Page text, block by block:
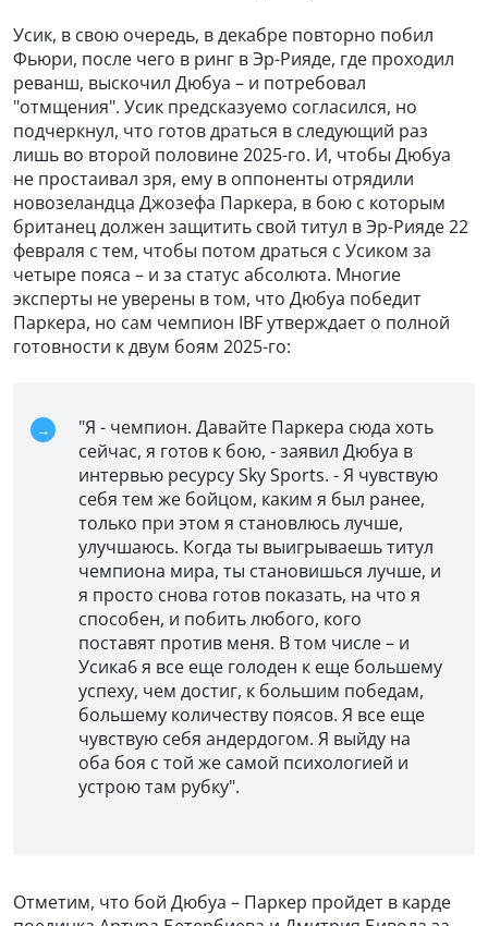
Усик, в свою очередь, в декабре повторно побил
Фьюри, после чего в ринг в Эр-Рияде, где проходил
реванш, выскочил Дюбуа – и потребовал
"отмщения". Усик предсказуемо согласился, но
подчеркнул, что готов драться в следующий раз
лишь во второй половине 2025-го. И, чтобы Дюбуа
не простаивал зря, ему в оппоненты отрядили
новозеландца Джозефа Паркера, в бою с которым
британец должен защитить свой титул в Эр-Рияде 22
февраля с тем, чтобы потом драться с Усиком за
четыре пояса – и за статус абсолюта. Многие
эксперты не уверены в том, что Дюбуа победит
Паркера, но сам чемпион IBF утверждает о полной
готовности к двум боям 2025-го:
"Я - чемпион. Давайте Паркера сюда хоть
сейчас, я готов к бою, - заявил Дюбуа в
интервью ресурсу Sky Sports. - Я чувствую
себя тем же бойцом, каким я был ранее,
только при этом я становлюсь лучше,
улучшаюсь. Когда ты выигрываешь титул
чемпиона мира, ты становишься лучше, и
я просто снова готов показать, на что я
способен, и побить любого, кого
поставят против меня. В том числе – и
Усика6 я все еще голоден к еще большему
успеху, чем достиг, к большим победам,
большему количеству поясов. Я все еще
чувствую себя андердогом. Я выйду на
оба боя с той же самой психологией и
устрою там рубку".
Отметим, что бой Дюбуа – Паркер пройдет в карде